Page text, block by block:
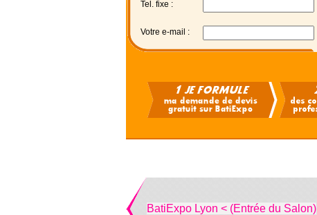
Tel. fixe :
Votre e-mail :
BatiExpo Lyon < (Entrée du Salon)